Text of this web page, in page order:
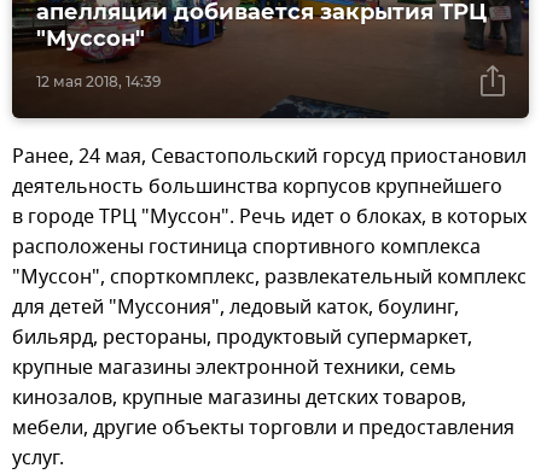
12 мая 2018, 14:39
апелляции добивается закрытия ТРЦ
"Муссон"
Ранее, 24 мая, Севастопольский горсуд приостановил
деятельность большинства корпусов крупнейшего
в городе ТРЦ "Муссон". Речь идет о блоках, в которых
расположены гостиница спортивного комплекса
"Муссон", спорткомплекс, развлекательный комплекс
для детей "Муссония", ледовый каток, боулинг,
бильярд, рестораны, продуктовый супермаркет,
крупные магазины электронной техники, семь
кинозалов, крупные магазины детских товаров,
мебели, другие объекты торговли и предоставления
услуг.